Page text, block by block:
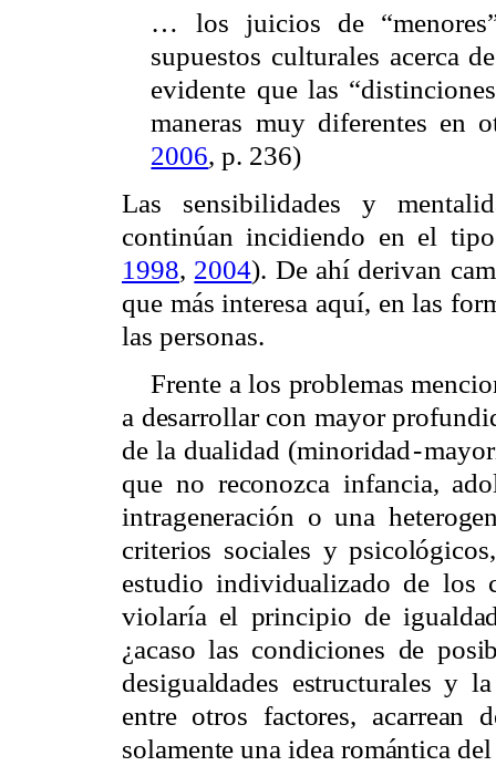
… los juicios de
supuestos culturales acerca
evidente que las
maneras muy diferentes en
2006, p. 236)
Las sensibilidades y
continúan incidiendo en el
1998, 2004). De ahí derivan
que más interesa aquí, en las
las personas.
Frente a los problemas
a desarrollar con mayor
de la dualidad (minoridad-
que no reconozca infancia,
intrageneración o una
criterios sociales y
estudio individualizado de los
violaría el principio de
¿acaso las condiciones de
desigualdades estructurales y
entre otros factores,
solamente una idea romántica